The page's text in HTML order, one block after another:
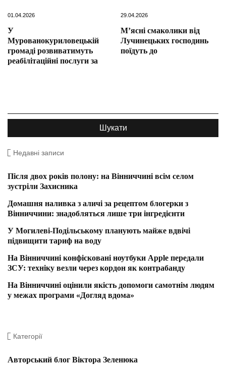
01.04.2026
У
Мурованокуриловецькій
громаді розвиватимуть
реабілітаційні послуги за
29.04.2026
М’ясні смаколики від
Лучинецьких господинь
поїдуть до
Недавні записи
Після двох років полону: на Вінниччині всім селом
зустріли Захисника
Домашня наливка з аличі за рецептом блогерки з
Вінниччини: знадобляться лише три інгредієнти
У Могилеві-Подільському планують майже вдвічі
підвищити тариф на воду
На Вінниччині конфісковані ноутбуки Apple передали
ЗСУ: техніку везли через кордон як контрабанду
На Вінниччині оцінили якість допомоги самотнім людям
у межах програми «Догляд вдома»
Категорії
Авторський блог Віктора Зеленюка